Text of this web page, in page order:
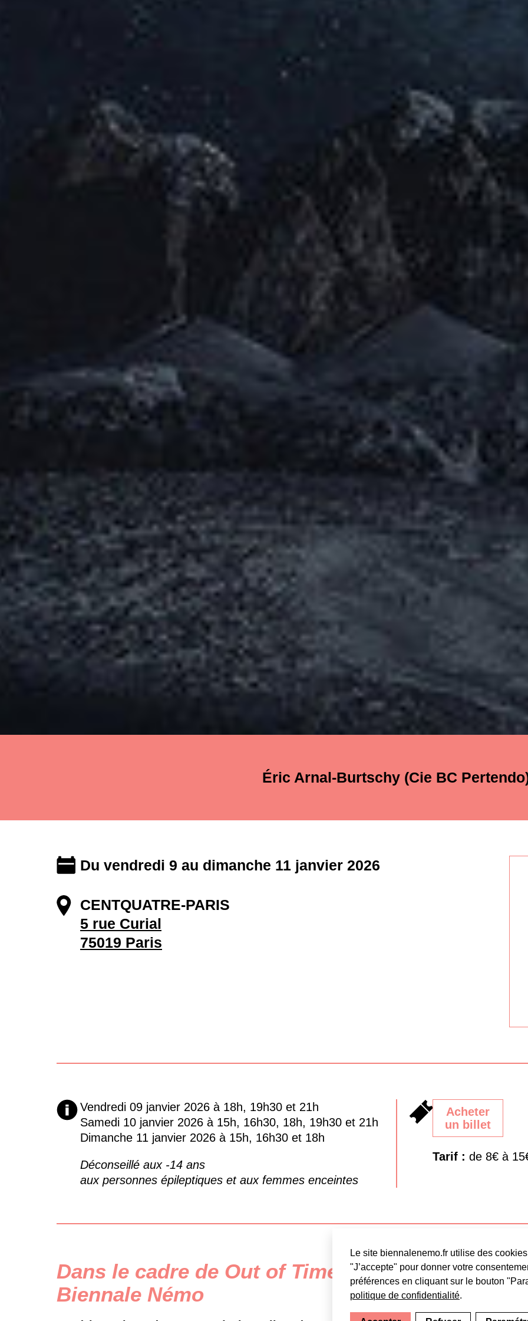
Le site biennalenemo.fr utilise des
"J’accepte" pour donner votre
préférences en cliquant sur le bouton
politique de confidentialité.
Éric Arnal-Burtschy (Cie BC
Du vendredi 9 au dimanche 11 janvier 2026
CENTQUATRE-PARIS
5 rue Curial
75019 Paris
Vendredi 09 janvier 2026 à 18h, 19h30 et 21h
Samedi 10 janvier 2026 à 15h, 16h30, 18h, 19h30 et 21h
Dimanche 11 janvier 2026 à 15h, 16h30 et 18h
Déconseillé aux -14 ans
aux personnes épileptiques et aux femmes enceintes
Acheter
un billet
Tarif : de 8€ à
Dans le cadre de Out of Time, le week-end de
Biennale Némo